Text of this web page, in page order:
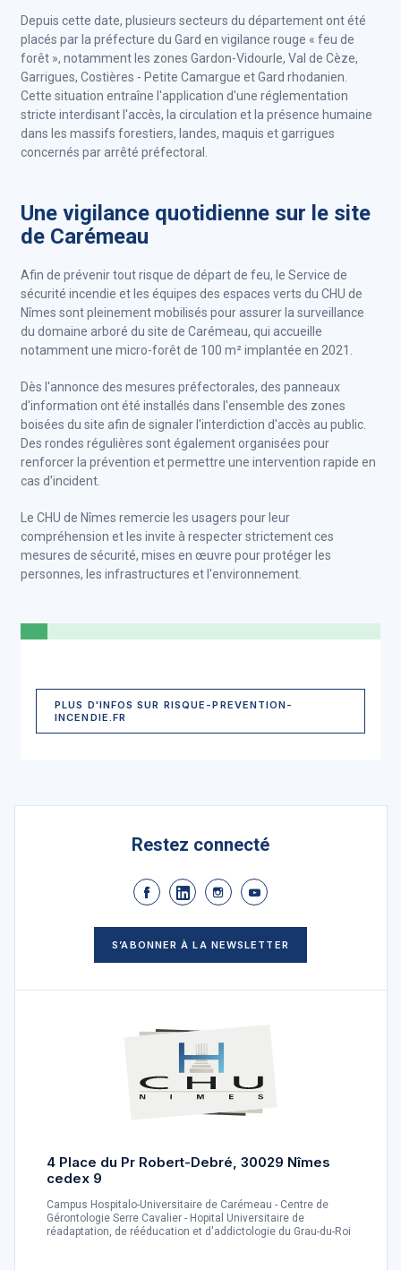
Depuis cette date, plusieurs secteurs du département ont été
placés par la préfecture du Gard en vigilance rouge « feu de
forêt », notamment les zones Gardon-Vidourle, Val de Cèze,
Garrigues, Costières - Petite Camargue et Gard rhodanien.
Cette situation entraîne l'application d'une réglementation
stricte interdisant l'accès, la circulation et la présence humaine
dans les massifs forestiers, landes, maquis et garrigues
concernés par arrêté préfectoral.
Une vigilance quotidienne sur le site
de Carémeau
Afin de prévenir tout risque de départ de feu, le Service de
sécurité incendie et les équipes des espaces verts du CHU de
Nîmes sont pleinement mobilisés pour assurer la surveillance
du domaine arboré du site de Carémeau, qui accueille
notamment une micro-forêt de 100 m² implantée en 2021.
Dès l'annonce des mesures préfectorales, des panneaux
d'information ont été installés dans l'ensemble des zones
boisées du site afin de signaler l'interdiction d'accès au public.
Des rondes régulières sont également organisées pour
renforcer la prévention et permettre une intervention rapide en
cas d'incident.
Le CHU de Nîmes remercie les usagers pour leur
compréhension et les invite à respecter strictement ces
mesures de sécurité, mises en œuvre pour protéger les
personnes, les infrastructures et l'environnement.
PLUS D'INFOS SUR RISQUE-PREVENTION-
INCENDIE.FR​
Restez connecté
S’ABONNER À LA NEWSLETTER
4 Place du Pr Robert-Debré, 30029 Nîmes
cedex 9
Campus Hospitalo-Universitaire de Carémeau - Centre de
Gérontologie Serre Cavalier - Hopital Universitaire de
réadaptation, de rééducation et d'addictologie du Grau-du-Roi